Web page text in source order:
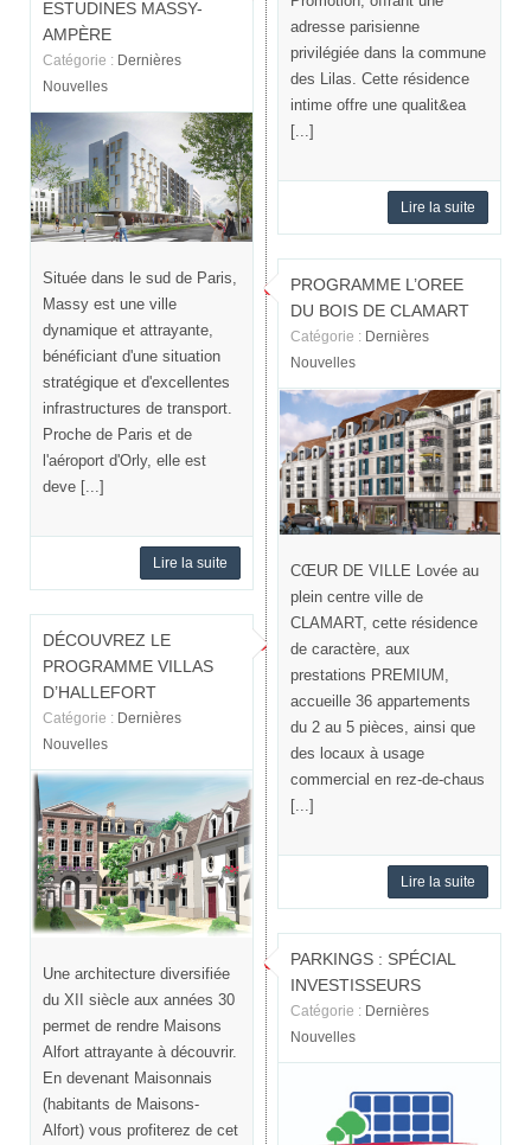
adresse parisienne
privilégiée dans la commune
des Lilas. Cette résidence
intime offre une qualit&ea
[...]
Lire la suite
ESTUDINES MASSY-
AMPÈRE
Catégorie : Dernières
Nouvelles
Située dans le sud de Paris,
Massy est une ville
dynamique et attrayante,
bénéficiant d'une situation
stratégique et d'excellentes
infrastructures de transport.
Proche de Paris et de
l'aéroport d'Orly, elle est
deve [...]
Lire la suite
PROGRAMME L’OREE
DU BOIS DE CLAMART
Catégorie : Dernières
Nouvelles
CŒUR DE VILLE Lovée au
plein centre ville de
CLAMART, cette résidence
de caractère, aux
prestations PREMIUM,
accueille 36 appartements
du 2 au 5 pièces, ainsi que
des locaux à usage
commercial en rez-de-chaus
[...]
Lire la suite
DÉCOUVREZ LE
PROGRAMME VILLAS
D’HALLEFORT
Catégorie : Dernières
Nouvelles
Une architecture diversifiée
du XII siècle aux années 30
permet de rendre Maisons
Alfort attrayante à découvrir.
En devenant Maisonnais
(habitants de Maisons-
Alfort) vous profiterez de cet
PARKINGS : SPÉCIAL
INVESTISSEURS
Catégorie : Dernières
Nouvelles